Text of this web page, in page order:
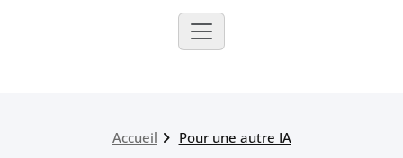
Accueil Pour une autre IA